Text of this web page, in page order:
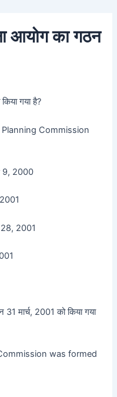
आयोग का गठन
गया है?
Commission
9, 2000
2001
31 मार्च, 2001 को किया गया
was formed